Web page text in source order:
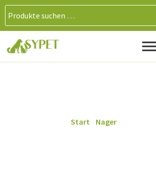
Start Nager/ Hamster